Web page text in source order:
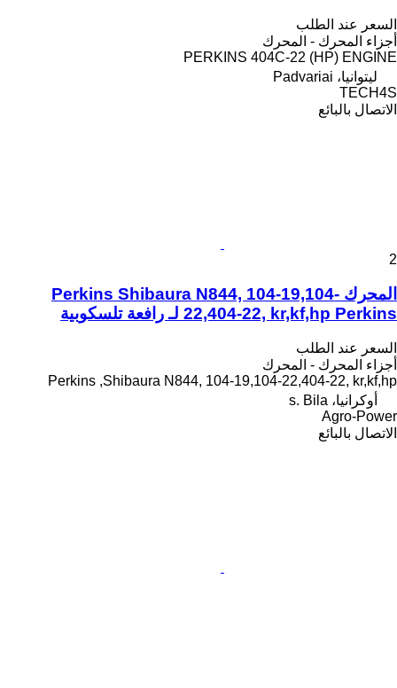
السعر عند الطلب
أجزاء المحرك - المحرك
PERKINS 404C-22 (HP) ENGINE
ليتوانيا، Padvariai
TECH4S
الاتصال بالبائع
2
المحرك Perkins Shibaura N844, 104-19,104-
22,404-22, kr,kf,hp Perkins لـ رافعة تلسكوبية
السعر عند الطلب
أجزاء المحرك - المحرك
Perkins ,Shibaura N844, 104-19,104-22,404-22, kr,kf,hp
أوكرانيا، s. Bila
Agro-Power
الاتصال بالبائع